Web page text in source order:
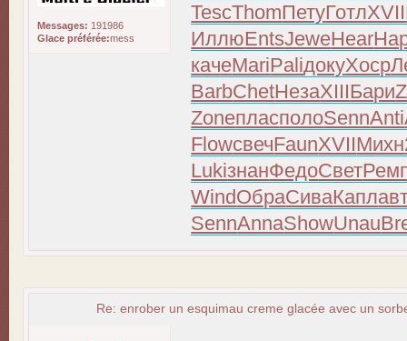
Messages: 191986
Glace préférée:mess
TescThomПетуГотлXVII
ИллюEntsJeweHear
качеMariPaliдокуХоср
BarbChetНезаXIIIБари
ZoneпласполоSennAnti
FlowсвечFaunXVIIМихн
LukiзнанФедоСвет
WindОбраСиваКапл
SennAnnaShowUnau
Re: enrober un esquimau creme glacée avec un